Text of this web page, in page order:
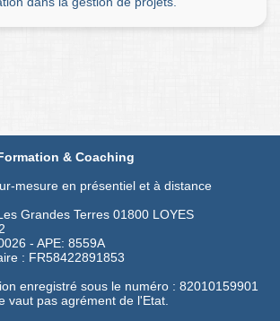
& Coaching
mesure en présentiel et à distance
Grandes Terres 01800 LOYES
- APE: 8559A
: FR58422891853
enregistré sous le numéro : 82010159901
vaut pas agrément de l'Etat.